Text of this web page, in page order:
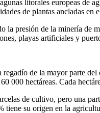
litorales europeas de
de plantas ancladas
presión de la minería de
playas artificiales y
regadío de la mayor parte
000 hectáreas. Cada
de cultivo, pero una
tiene su origen en la